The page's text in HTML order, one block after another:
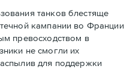
танков блестяще
кампании во Франции
превосходством в
не смогли их
для поддержки